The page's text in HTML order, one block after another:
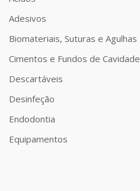
Adesivos
Biomateriais, Suturas e Agulhas
Cimentos e Fundos de Cavidade
Descartáveis
Desinfeção
Endodontia
Equipamentos